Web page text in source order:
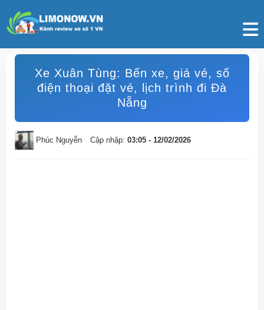
Xe Xuân Tùng: Bến xe, giá vé, số
điện thoại đặt vé, lịch trình đi Đà
Nẵng
Phúc Nguyễn Cập nhập: 03:05 - 12/02/2026